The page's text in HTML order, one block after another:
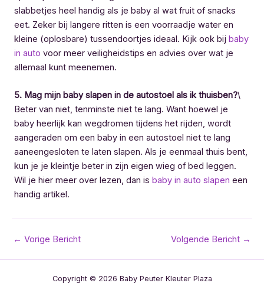
slabbetjes heel handig als je baby al wat fruit of snacks
eet. Zeker bij langere ritten is een voorraadje water en
kleine (oplosbare) tussendoortjes ideaal. Kijk ook bij baby
in auto voor meer veiligheidstips en advies over wat je
allemaal kunt meenemen.
5. Mag mijn baby slapen in de autostoel als ik thuisben?\
Beter van niet, tenminste niet te lang. Want hoewel je
baby heerlijk kan wegdromen tijdens het rijden, wordt
aangeraden om een baby in een autostoel niet te lang
aaneengesloten te laten slapen. Als je eenmaal thuis bent,
kun je je kleintje beter in zijn eigen wieg of bed leggen.
Wil je hier meer over lezen, dan is baby in auto slapen een
handig artikel.
Bericht
← Vorige Bericht Volgende Bericht →
Copyright © 2026 Baby Peuter Kleuter Plaza